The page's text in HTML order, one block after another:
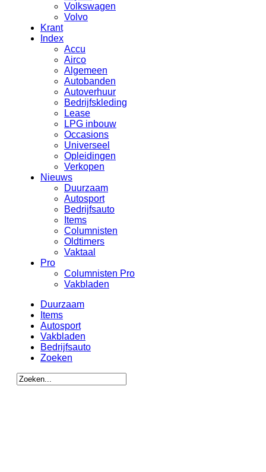
Volkswagen
Volvo
Krant
Index
Accu
Airco
Algemeen
Autobanden
Autoverhuur
Bedrijfskleding
Lease
LPG inbouw
Occasions
Universeel
Opleidingen
Verkopen
Nieuws
Duurzaam
Autosport
Bedrijfsauto
Items
Columnisten
Oldtimers
Vaktaal
Pro
Columnisten Pro
Vakbladen
Duurzaam
Items
Autosport
Vakbladen
Bedrijfsauto
Zoeken